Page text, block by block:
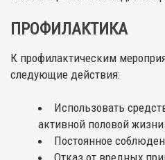
ПРОФИЛАКТИКА
К профилактическим
следующие действия:
Использовать
активной половой жизни.
Постоянное
Отказ от вредных